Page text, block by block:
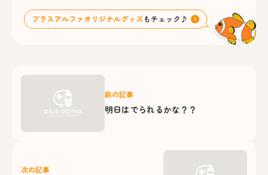
前の記事
明日はでられるかな？？
次の記事